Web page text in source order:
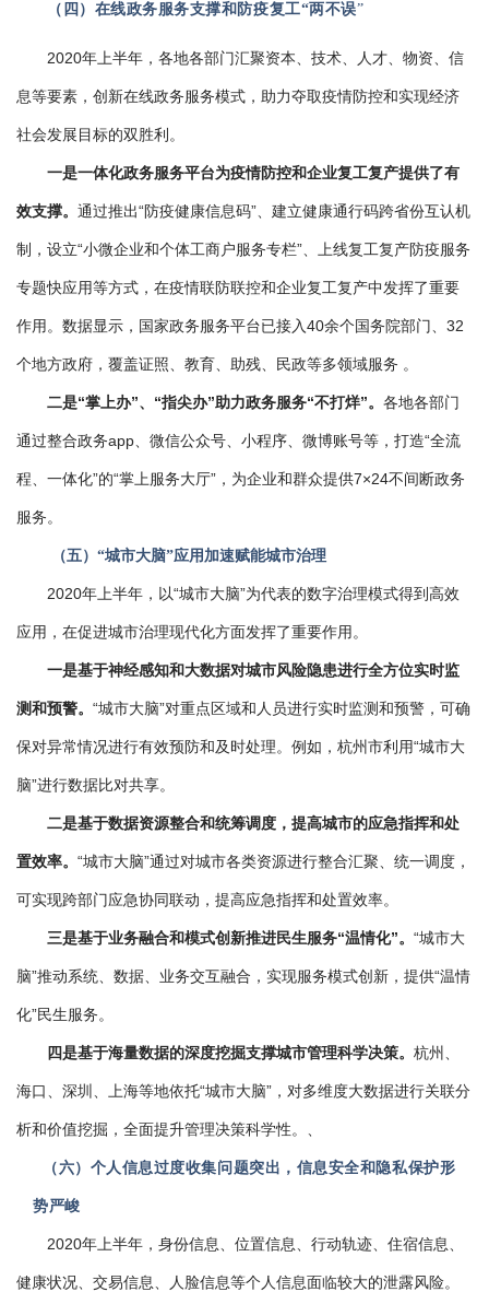
（四）在线政务服务支撑和防疫复工“两不误”
2020年上半年，各地各部门汇聚资本、技术、人才、物资、信
息等要素，创新在线政务服务模式，助力夺取疫情防控和实现经济
社会发展目标的双胜利。
一是一体化政务服务平台为疫情防控和企业复工复产提供了有
效支撑。 通过推出“防疫健康信息码”、建立健康通行码跨省份互认机
制，设立“小微企业和个体工商户服务专栏”、上线复工复产防疫服务
专题快应用等方式，在疫情联防联控和企业复工复产中发挥了重要
作用。数据显示，国家政务服务平台已接入40余个国务院部门、32
个地方政府，覆盖证照、教育、助残、民政等多领域服务 。
二是“掌上办”、“指尖办”助力政务服务“不打烊”。 各地各部门
通过整合政务app、微信公众号、小程序、微博账号等，打造“全流
程、一体化”的“掌上服务大厅”，为企业和群众提供7×24不间断政务
服务。
（五）“城市大脑”应用加速赋能城市治理
2020年上半年，以“城市大脑”为代表的数字治理模式得到高效
应用，在促进城市治理现代化方面发挥了重要作用。
一是基于神经感知和大数据对城市风险隐患进行全方位实时监
测和预警。 “城市大脑”对重点区域和人员进行实时监测和预警，可确
保对异常情况进行有效预防和及时处理。例如，杭州市利用“城市大
脑”进行数据比对共享。
二是基于数据资源整合和统筹调度，提高城市的应急指挥和处
置效率。 “城市大脑”通过对城市各类资源进行整合汇聚、统一调度，
可实现跨部门应急协同联动，提高应急指挥和处置效率。
三是基于业务融合和模式创新推进民生服务“温情化”。 “城市大
脑”推动系统、数据、业务交互融合，实现服务模式创新，提供“温情
化”民生服务。
四是基于海量数据的深度挖掘支撑城市管理科学决策。 杭州、
海口、深圳、上海等地依托“城市大脑”，对多维度大数据进行关联分
析和价值挖掘，全面提升管理决策科学性。
（六）个人信息过度收集问题突出，信息安全和隐私保护形
势严峻
2020年上半年，身份信息、位置信息、行动轨迹、住宿信息、
健康状况、交易信息、人脸信息等个人信息面临较大的泄露风险。